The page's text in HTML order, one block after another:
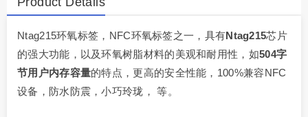
Ntag215环氧标签，NFC环氧标签之一，具有Ntag215芯片
的强大功能，以及环氧树脂材料的美观和耐用性，如504字
节用户内存容量的特点，更高的安全性能，100%兼容NFC
设备，防水防震，小巧玲珑， 等。